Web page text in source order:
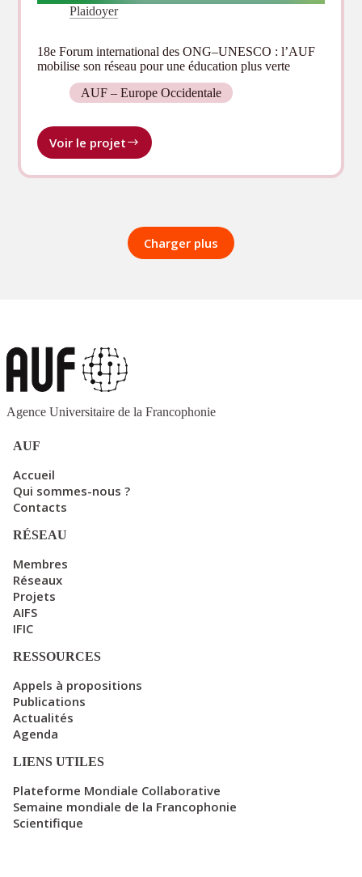
Plaidoyer
18e Forum international des ONG–UNESCO : l’AUF
mobilise son réseau pour une éducation plus verte
AUF – Europe Occidentale
Voir le projet
18e
international
UNESCO :
mobilise
éducation
plus
verte
Charger plus
Agence Universitaire de la Francophonie
AUF
Accueil
Qui sommes-nous ?
Contacts
RÉSEAU
Membres
Réseaux
Projets
AIFS
IFIC
RESSOURCES
Appels à propositions
Publications
Actualités
Agenda
LIENS UTILES
Plateforme Mondiale Collaborative
Semaine mondiale de la Francophonie
Scientifique